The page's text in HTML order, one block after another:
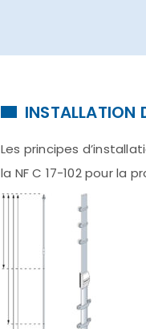
INSTALLATION
Les principes
la NF C 17-102 pour la